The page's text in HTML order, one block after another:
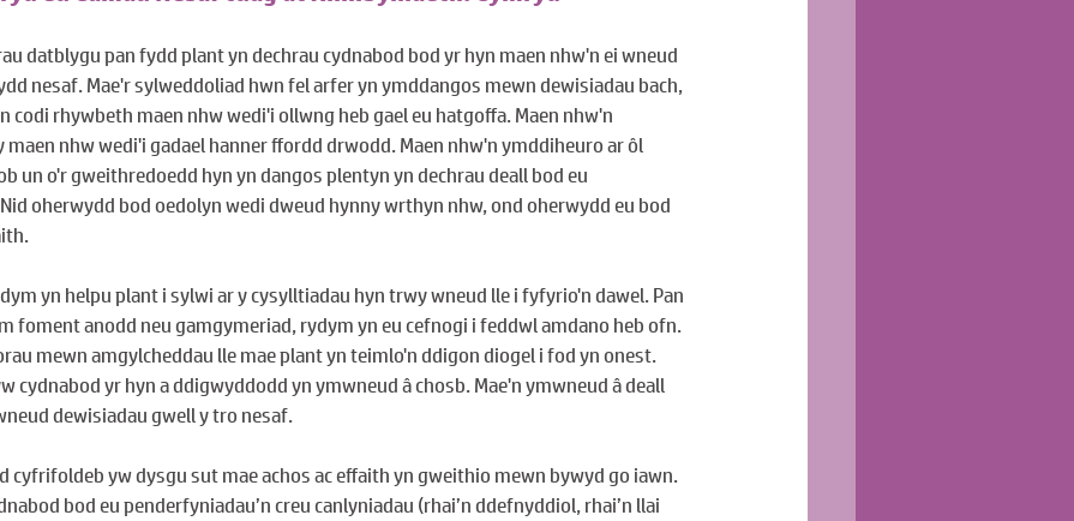
datblygu pan fydd plant yn dechrau cydnabod bod yr hyn maen nhw'n ei wneud
nesaf. Mae'r sylweddoliad hwn fel arfer yn ymddangos mewn dewisiadau bach,
codi rhywbeth maen nhw wedi'i ollwng heb gael eu hatgoffa. Maen nhw'n
nhw wedi'i gadael hanner ffordd drwodd. Maen nhw'n ymddiheuro ar ôl
un o'r gweithredoedd hyn yn dangos plentyn yn dechrau deall bod eu
oherwydd bod oedolyn wedi dweud hynny wrthyn nhw, ond oherwydd eu bod
yn helpu plant i sylwi ar y cysylltiadau hyn trwy wneud lle i fyfyrio'n dawel. Pan
foment anodd neu gamgymeriad, rydym yn eu cefnogi i feddwl amdano heb ofn.
mewn amgylcheddau lle mae plant yn teimlo'n ddigon diogel i fod yn onest.
cydnabod yr hyn a ddigwyddodd yn ymwneud â chosb. Mae'n ymwneud â deall
dewisiadau gwell y tro nesaf.
cyfrifoldeb yw dysgu sut mae achos ac effaith yn gweithio mewn bywyd go iawn.
bod eu penderfyniadau’n creu canlyniadau (rhai’n ddefnyddiol, rhai’n llai